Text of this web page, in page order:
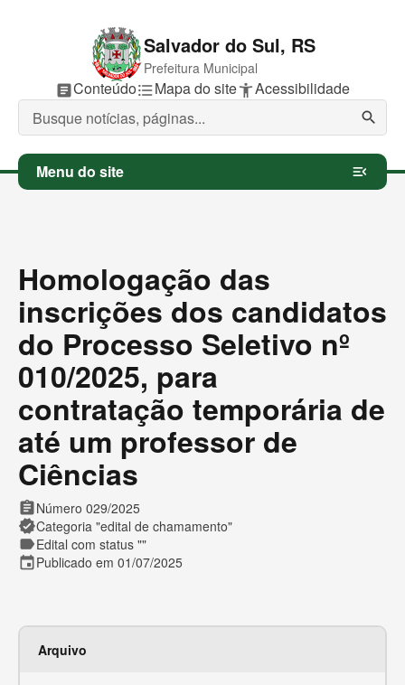
Salvador do Sul, RS
Prefeitura Municipal
search
article
P
u
l
a
p
a
r
Conteúdoformat_list_bulleted
P
u
l
a
p
r
Mapa do siteaccessibility_new
P
u
a
p
r
Acessibilidade
Menu do site menu_open
Homologação das
inscrições dos candidatos
do Processo Seletivo nº
010/2025, para
contratação temporária de
até um professor de
Ciências
assignmentNúmero 029/2025
verifiedCategoria "edital de chamamento"
labelEdital com status ""
eventPublicado em 01/07/2025
Arquivo